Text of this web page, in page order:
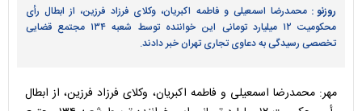
روزنو : محمدرضا اسمعیلی و فاطمه اکبریان، وکلای فرزاد فرزین، از ابطال رأی
محکومیت ۱۲ میلیارد تومانی این خواننده توسط شعبه ۱۳۴ مجتمع قضایی
تخصصی رسیدگی به دعاوی تجاری تهران خبر دادند.
مهر: محمدرضا اسمعیلی و فاطمه اکبریان، وکلای فرزاد فرزین، از ابطال